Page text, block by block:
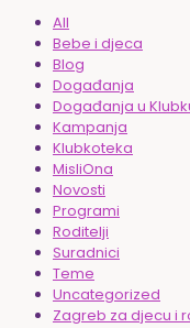
All
Bebe i djeca
Blog
Događanja
Događanja u
Kampanja
Klubkoteka
MisliOna
Novosti
Programi
Roditelji
Suradnici
Teme
Uncategorized
Zagreb za djecu i